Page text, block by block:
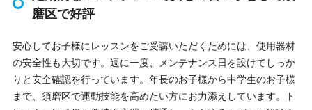
磨区で好評
安心してお子様にレッスンをご受講いただくためには、使用器材
の安全性も大切です。週に一度、メンテナンス日を設けてしっか
りと安全確認を行っています。年長のお子様から中学生のお子様
まで、須磨区で運動技能を高めたい方にお力添えしています。ト